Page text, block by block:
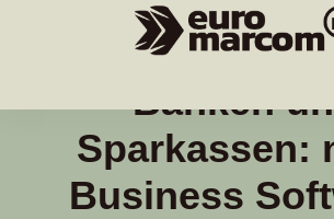
Banken
Sparkassen:
Business